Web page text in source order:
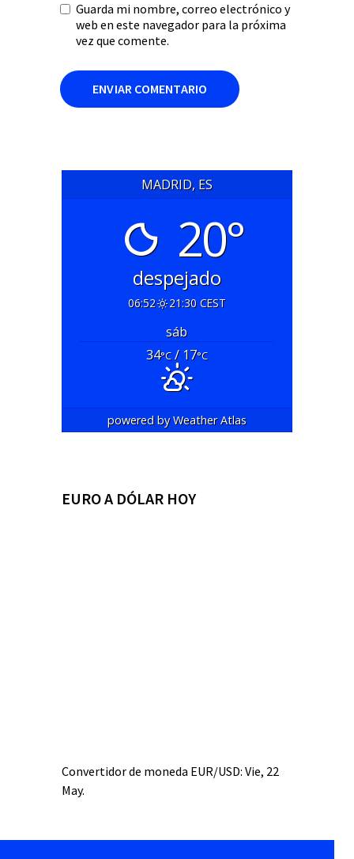
Guarda mi nombre, correo electrónico y
web en este navegador para la próxima
vez que comente.
MADRID, ES
20°
despejado
06:52 21:30 CEST
sáb
34°C/ 17°C
powered byWeather Atlas
EURO A DÓLAR HOY
Convertidor de moneda EUR/USD: Vie, 22
May.